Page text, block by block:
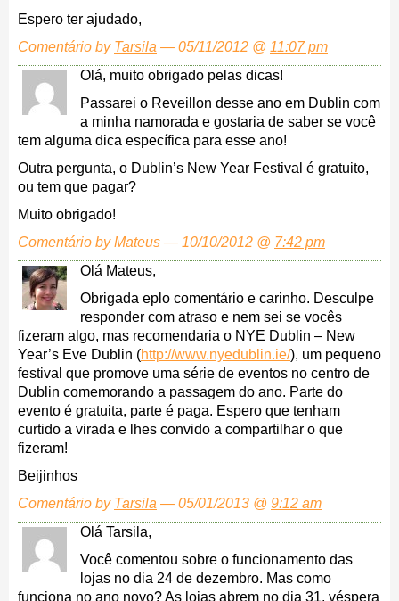
Espero ter ajudado,
Comentário by Tarsila — 05/11/2012 @ 11:07 pm
Olá, muito obrigado pelas dicas!
Passarei o Reveillon desse ano em Dublin com
a minha namorada e gostaria de saber se você
tem alguma dica específica para esse ano!
Outra pergunta, o Dublin’s New Year Festival é gratuito,
ou tem que pagar?
Muito obrigado!
Comentário by Mateus — 10/10/2012 @ 7:42 pm
Olá Mateus,
Obrigada eplo comentário e carinho. Desculpe
responder com atraso e nem sei se vocês
fizeram algo, mas recomendaria o NYE Dublin – New
Year’s Eve Dublin (http://www.nyedublin.ie/), um pequeno
festival que promove uma série de eventos no centro de
Dublin comemorando a passagem do ano. Parte do
evento é gratuita, parte é paga. Espero que tenham
curtido a virada e lhes convido a compartilhar o que
fizeram!
Beijinhos
Comentário by Tarsila — 05/01/2013 @ 9:12 am
Olá Tarsila,
Você comentou sobre o funcionamento das
lojas no dia 24 de dezembro. Mas como
funciona no ano novo? As lojas abrem no dia 31, véspera